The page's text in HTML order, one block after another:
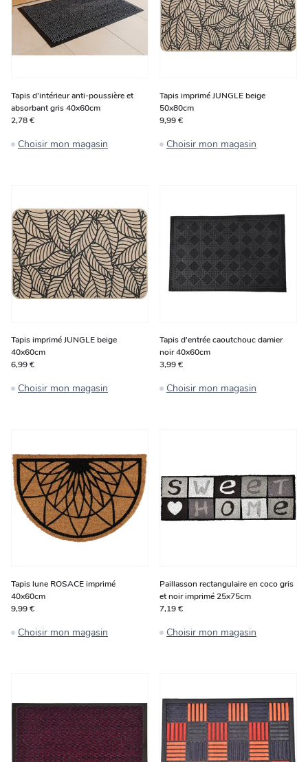
Tapis d'intérieur anti-poussière et
absorbant gris 40x60cm
2,78 €
Choisir mon magasin
Tapis imprimé JUNGLE beige
50x80cm
9,99 €
Choisir mon magasin
Tapis imprimé JUNGLE beige
40x60cm
6,99 €
Choisir mon magasin
Tapis d'entrée caoutchouc damier
noir 40x60cm
3,99 €
Choisir mon magasin
Tapis lune ROSACE imprimé
40x60cm
9,99 €
Choisir mon magasin
Paillasson rectangulaire en coco gris
et noir imprimé 25x75cm
7,19 €
Choisir mon magasin